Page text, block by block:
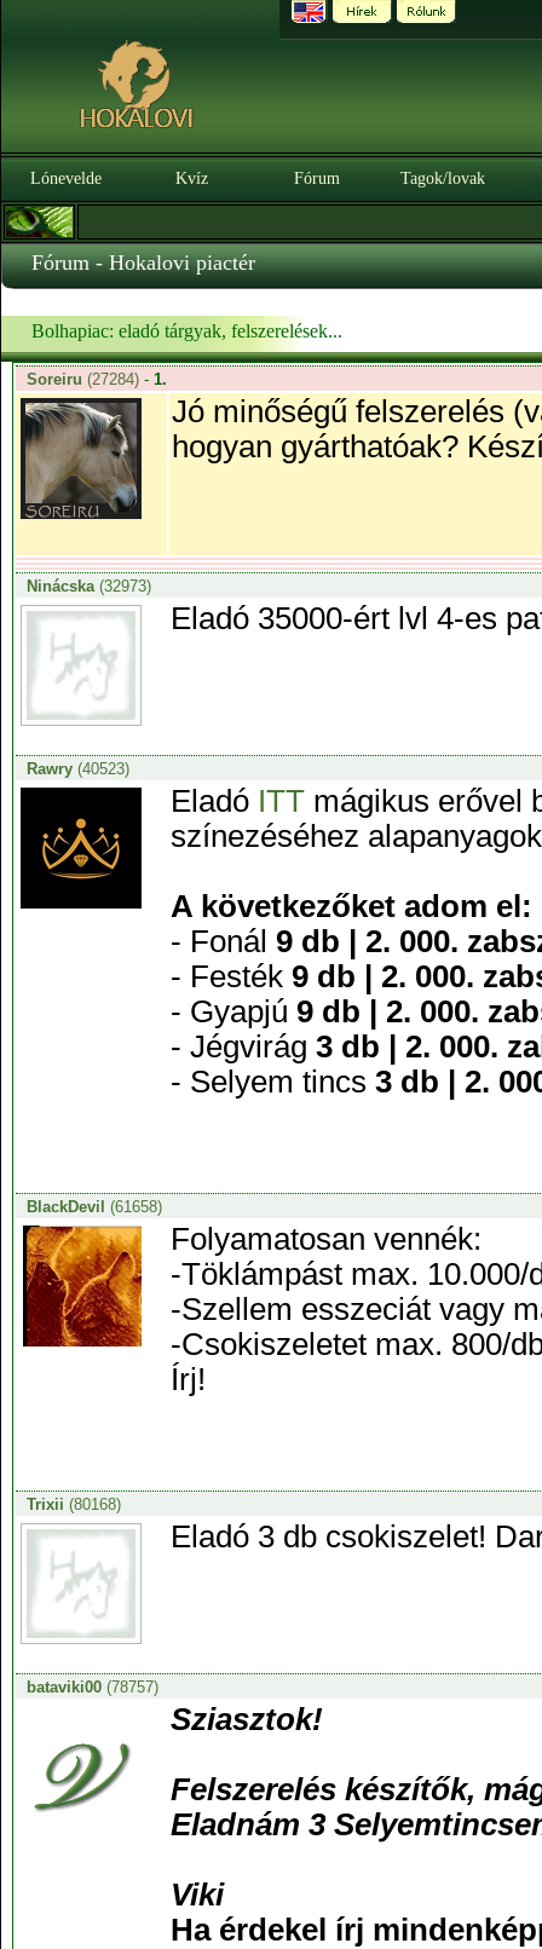
Lónevelde Kvíz Fórum Tagok/lovak
Fórum - Hokalovi piactér
Bolhapiac: eladó tárgyak, felszerelések...
Soreiru (27284) - 1.
Jó minőségű felszerelés
hogyan gyárthatóak?
Ninácska(32973)
Eladó 35000-ért lvl 4-es
Rawry(40523)
Eladó ITTmágikus erővel
színezéséhez
A következőket adom el:
- Fonál 9 db | 2. 000.
- Festék 9 db | 2. 000.
- Gyapjú 9 db | 2. 000.
- Jégvirág 3 db | 2. 000.
- Selyem tincs 3 db | 2.
BlackDevil (61658)
Folyamatosan vennék:
-Töklámpást max. 10.000/
-Szellem esszeciát vagy
-Csokiszeletet max. 800/
Írj!
Trixii (80168)
Eladó 3 db csokiszelet!
bataviki00(78757)
Sziasztok!
Felszerelés készítők,
Eladnám 3
Viki
Ha érdekel írj